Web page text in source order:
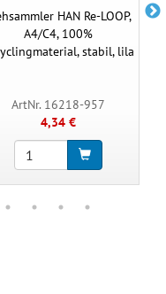
HAN Re-LOOP,
A4/C4, 100%
stabil, lila
ArtNr. 16218-957
4,34 €